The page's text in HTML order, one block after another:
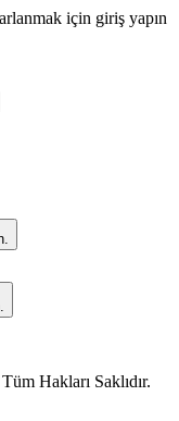
için giriş yapın
Hakları Saklıdır.